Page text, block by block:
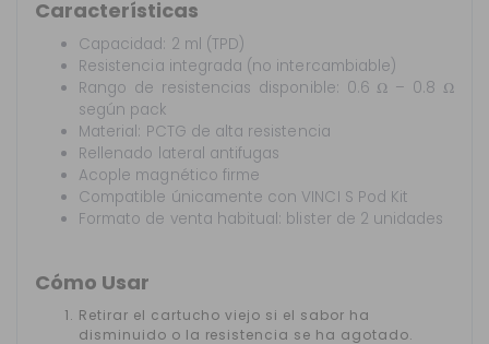
Características
Capacidad: 2 ml (TPD)
Resistencia integrada (no intercambiable)
Rango de resistencias disponible: 0.6 Ω – 0.8 Ω
según pack
Material: PCTG de alta resistencia
Rellenado lateral antifugas
Acople magnético firme
Compatible únicamente con VINCI S Pod Kit
Formato de venta habitual: blister de 2 unidades
Cómo Usar
Retirar el cartucho viejo si el sabor ha
disminuido o la resistencia se ha agotado.